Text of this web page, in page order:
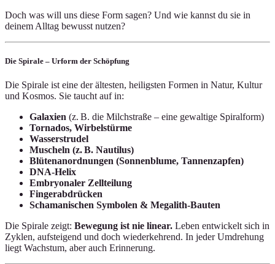
Doch was will uns diese Form sagen? Und wie kannst du sie in
deinem Alltag bewusst nutzen?
Die Spirale – Urform der Schöpfung
Die Spirale ist eine der ältesten, heiligsten Formen in Natur, Kultur
und Kosmos. Sie taucht auf in:
Galaxien (z. B. die Milchstraße – eine gewaltige Spiralform)
Tornados, Wirbelstürme
Wasserstrudel
Muscheln (z. B. Nautilus)
Blütenanordnungen (Sonnenblume, Tannenzapfen)
DNA-Helix
Embryonaler Zellteilung
Fingerabdrücken
Schamanischen Symbolen & Megalith-Bauten
Die Spirale zeigt: Bewegung ist nie linear. Leben entwickelt sich in
Zyklen, aufsteigend und doch wiederkehrend. In jeder Umdrehung
liegt Wachstum, aber auch Erinnerung.